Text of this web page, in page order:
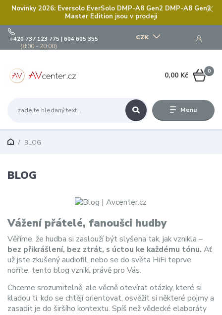
Novinky 2026: Eversolo EverSolo DMP-A8 Gen2 DMP-A8 Gen2
Master Edition jsou v prodeji
Menu
CZK
+420 737 123 775 | 604 605 355
(8:00 - 20:00)
0
0,00 Kč
BLOG
BLOG
Vážení přátelé, fanoušci hudby
Věříme, že hudba si zaslouží být slyšena tak, jak vznikla –
bez přikrášlení, bez ztrát, s úctou ke každému tónu. Ať
už jste zkušený audiofil, nebo se do světa HiFi teprve
noříte, tento blog vznikl právě pro Vás.
Chceme srozumitelně, ale věcně otevírat otázky, které si
kladou ti, kdo se chtějí orientovat, osvěžit si některé pojmy a
zasadit je do širšího kontextu. Spíš než vědecké elaboráty